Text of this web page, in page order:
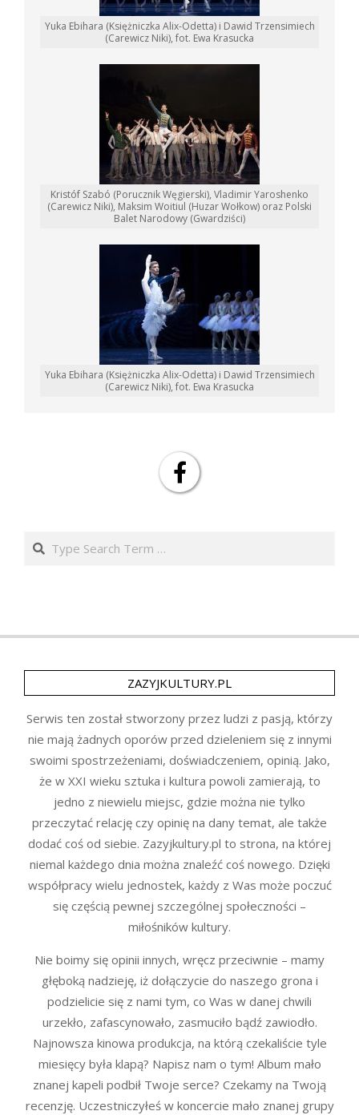
Yuka Ebihara (Księżniczka Alix-Odetta) i Dawid Trzensimiech
(Carewicz Niki), fot. Ewa Krasucka
Kristóf Szabó (Porucznik Węgierski), Vladimir Yaroshenko
(Carewicz Niki), Maksim Woitiul (Huzar Wołkow) oraz Polski
Balet Narodowy (Gwardziści)
Yuka Ebihara (Księżniczka Alix-Odetta) i Dawid Trzensimiech
(Carewicz Niki), fot. Ewa Krasucka
Search
ZAZYJKULTURY.PL
Serwis ten został stworzony przez ludzi z pasją, którzy
nie mają żadnych oporów przed dzieleniem się z innymi
swoimi spostrzeżeniami, doświadczeniem, opinią. Jako,
że w XXI wieku sztuka i kultura powoli zamierają, to
jedno z niewielu miejsc, gdzie można nie tylko
przeczytać relację czy opinię na dany temat, ale także
dodać coś od siebie. Zazyjkultury.pl to strona, na której
niemal każdego dnia można znaleźć coś nowego. Dzięki
współpracy wielu jednostek, każdy z Was może poczuć
się częścią pewnej szczególnej społeczności –
miłośników kultury.
Nie boimy się opinii innych, wręcz przeciwnie – mamy
głęboką nadzieję, iż dołączycie do naszego grona i
podzielicie się z nami tym, co Was w danej chwili
urzekło, zafascynowało, zasmuciło bądź zawiodło.
Najnowsza kinowa produkcja, na którą czekaliście tyle
miesięcy była klapą? Napisz nam o tym! Album mało
znanej kapeli podbił Twoje serce? Czekamy na Twoją
recenzję. Uczestniczyłeś w koncercie mało znanej grupy